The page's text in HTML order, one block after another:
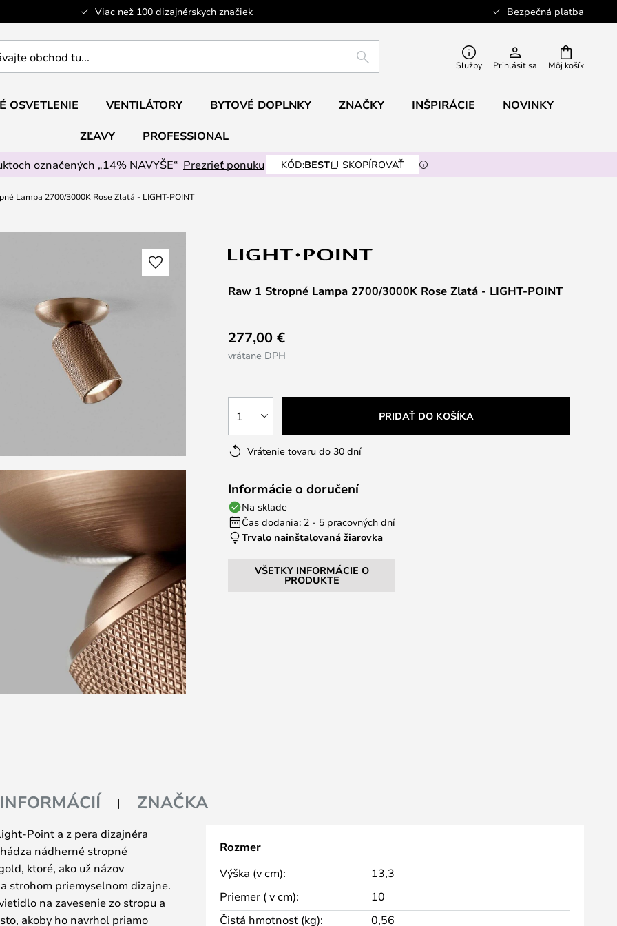
Viac než 100 dizajnérskych značiek Bezpečná platba
Môj košík
HĽADAŤ Služby Prihlásiť sa
OSVETLENIE VENTILÁTORY BYTOVÉ DOPLNKY ZNAČKY INŠPIRÁCIE NOVINKY
ZĽAVY
PROFESSIONAL
označených „14% NAVYŠE“ Prezrieť ponuku KÓD:BEST SKOPÍROVAŤ
Lampa 2700/3000K Rose Zlatá - LIGHT-POINT
Raw 1 Stropné Lampa 2700/3000K Rose Zlatá - LIGHT-POINT
277,00 €
vrátane DPH
1 PRIDAŤ DO KOŠÍKA
Vrátenie tovaru do 30 dní
Informácie o doručení
Na sklade
Čas dodania: 2 - 5 pracovných dní
Trvalo nainštalovaná žiarovka
VŠETKY INFORMÁCIE O
PRODUKTE
ZNAČKA
Point a z pera dizajnéra
nádherné stropné
ktoré, ako už názov
strohom priemyselnom dizajne.
na zavesenie zo stropu a
akoby ho navrhol priamo
Rozmer
Výška (v cm):
13,3
Priemer ( v cm):
10
Čistá hmotnosť (kg):
0,56